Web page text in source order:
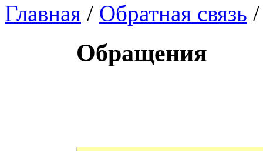
Главная / Обратная связь
Обращения